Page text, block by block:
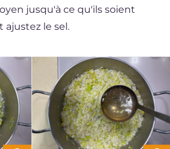
jusqu'à ce qu'ils soient
ajustez le sel.